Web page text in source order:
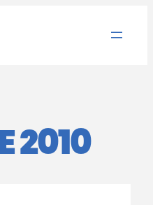
2010